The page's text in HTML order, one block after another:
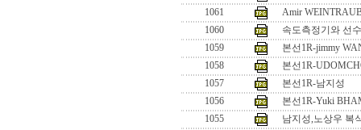
1061
Amir
1060
속도측정기와 선
1059
본선1R-jimmy
1058
본선1R-
1057
본선1R-남지성
1056
본선1R-Yuki
1055
남지성,노상우 복